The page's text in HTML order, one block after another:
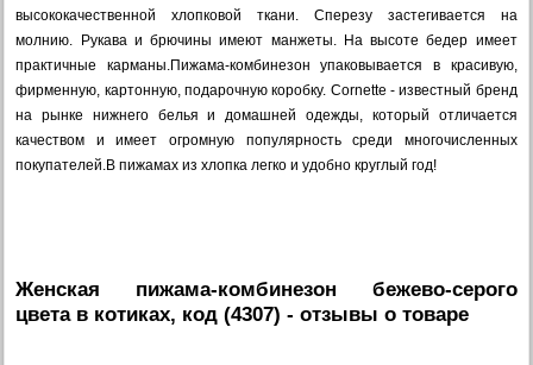
высококачественной хлопковой ткани. Сперезу застегивается на
молнию. Рукава и брючины имеют манжеты. На высоте бедер имеет
практичные карманы.Пижама-комбинезон упаковывается в красивую,
фирменную, картонную, подарочную коробку. Cornette - известный бренд
на рынке нижнего белья и домашней одежды, который отличается
качеством и имеет огромную популярность среди многочисленных
покупателей.В пижамах из хлопка легко и удобно круглый год!
Женская пижама-комбинезон бежево-серого
цвета в котиках, код (4307) - отзывы о товаре